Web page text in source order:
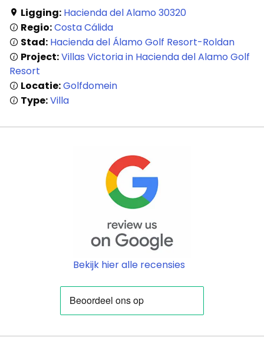
Ligging: Hacienda del Alamo 30320
Regio:Costa Cálida
Stad: Hacienda del Álamo Golf Resort-Roldan
Project:Villas Victoria in Hacienda del Alamo Golf
Resort
Locatie:Golfdomein
Type:Villa
Bekijk hier alle recensies